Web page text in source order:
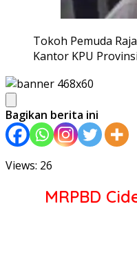
Tokoh Pemuda
Kantor KPU
Bagikan berita ini
Views: 26
MRPBD